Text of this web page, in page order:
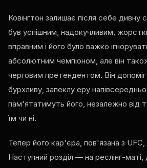
Ковінгтон залишає після себе дивну
був успішним, надокучливим,
вправним і його було важко
абсолютним чемпіоном, але він
черговим претендентом. Він
бурхливу, запеклу еру
пам'ятатимуть його, незалежно від
їм чи ні.
Тепер його кар'єра, пов'язана з
Наступний розділ — на реслінг-маті,